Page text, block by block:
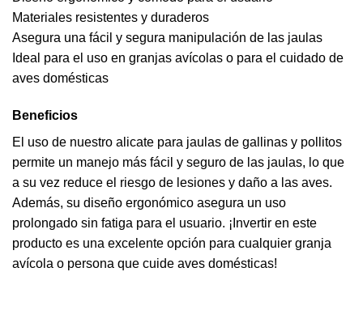
Materiales resistentes y duraderos
Asegura una fácil y segura manipulación de las jaulas
Ideal para el uso en granjas avícolas o para el cuidado de
aves domésticas
Beneficios
El uso de nuestro alicate para jaulas de gallinas y pollitos
permite un manejo más fácil y seguro de las jaulas, lo que
a su vez reduce el riesgo de lesiones y daño a las aves.
Además, su diseño ergonómico asegura un uso
prolongado sin fatiga para el usuario. ¡Invertir en este
producto es una excelente opción para cualquier granja
avícola o persona que cuide aves domésticas!